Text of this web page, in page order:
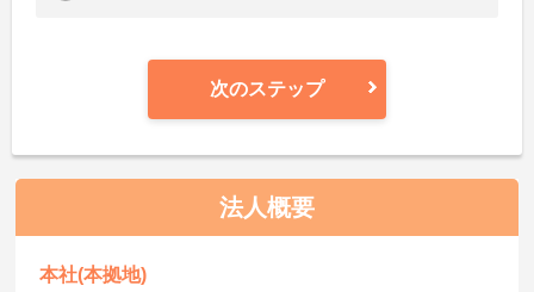
次のステップ
法人概要
本社(本拠地)